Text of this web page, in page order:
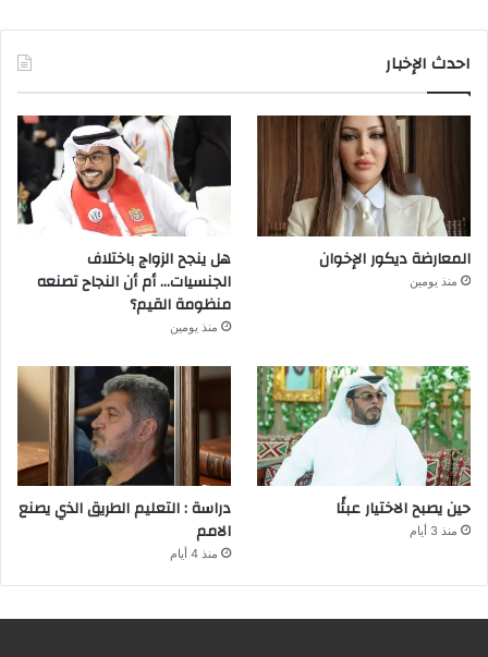
احدث الإخبار
المعارضة ديكور الإخوان
منذ يومين
هل ينجح الزواج باختلاف
الجنسيات… أم أن النجاح تصنعه
منظومة القيم؟
منذ يومين
حين يصبح الاختيار عبئًا
منذ 3 أيام
دراسة : التعليم الطريق الذي يصنع
الامم
منذ 4 أيام